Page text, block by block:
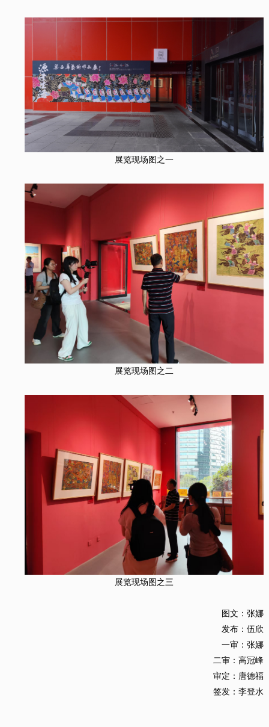
展览现场图之一
展览现场图之二
展览现场图之三
图文：张娜
发布：伍欣
一审：张娜
二审：高冠峰
审定：唐德福
签发：李登水